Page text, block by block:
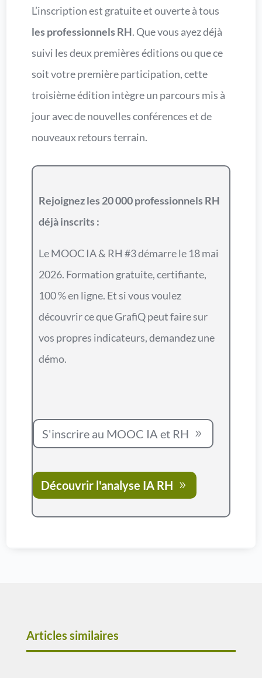
L’inscription est gratuite et ouverte à tous
les professionnels RH. Que vous ayez déjà
suivi les deux premières éditions ou que ce
soit votre première participation, cette
troisième édition intègre un parcours mis à
jour avec de nouvelles conférences et de
nouveaux retours terrain.
Rejoignez les 20 000 professionnels RH
déjà inscrits :
Le MOOC IA & RH #3 démarre le 18 mai
2026. Formation gratuite, certifiante,
100 % en ligne. Et si vous voulez
découvrir ce que GrafiQ peut faire sur
vos propres indicateurs, demandez une
démo.
S'inscrire au MOOC IA et RH
Découvrir l'analyse IA RH
Articles similaires